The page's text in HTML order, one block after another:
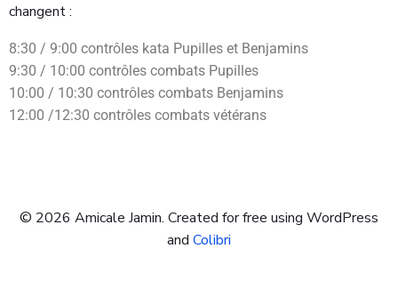
changent :
8:30 / 9:00 contrôles kata Pupilles et Benjamins
9:30 / 10:00 contrôles combats Pupilles
10:00 / 10:30 contrôles combats Benjamins
12:00 /12:30 contrôles combats vétérans
© 2026 Amicale Jamin. Created for free using WordPress
and Colibri